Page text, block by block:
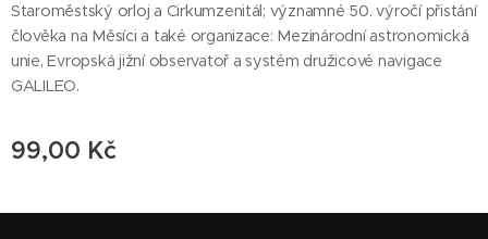
Staroměstský orloj a Cirkumzenitál; významné 50. výročí přistání
člověka na Měsíci a také organizace: Mezinárodní astronomická
unie, Evropská jižní observatoř a systém družicové navigace
GALILEO.
99,00 Kč